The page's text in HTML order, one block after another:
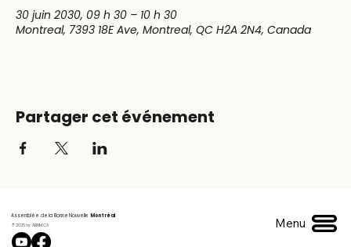
30 juin 2030, 09 h 30 – 10 h 30
Montreal, 7393 18E Ave, Montreal, QC H2A 2N4, Canada
Partager cet événement
Assemblée de la Bonne Nouvelle Montréal
© 2025 by ABNM.CA Menu